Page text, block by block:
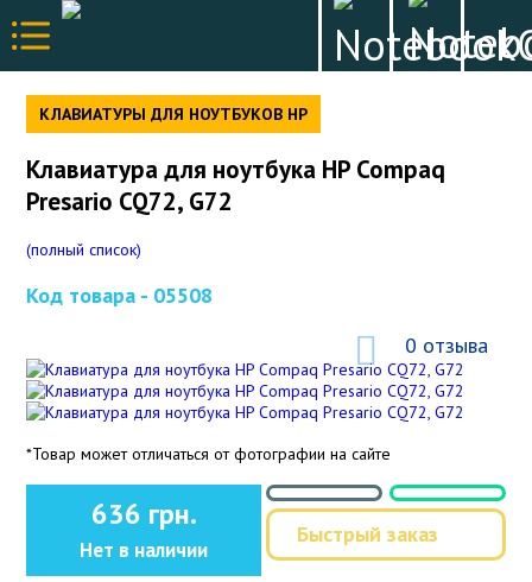
КЛАВИАТУРЫ ДЛЯ НОУТБУКОВ HP
Клавиатура для ноутбука HP Compaq
Presario CQ72, G72
(полный список)
Код товара - 05508
0 отзыва
*Товар может отличаться от фотографии на сайте
636 грн.
Нет в наличии
Быстрый заказ